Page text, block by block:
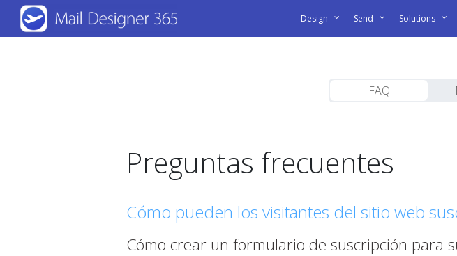
Skip
main
Design Send Solutions
FAQ
Preguntas frecuentes
Cómo pueden los visitantes del sitio web
Cómo crear un formulario de suscripción para